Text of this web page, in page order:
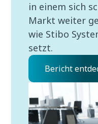
in einem sich
Markt weiter
wie Stibo
setzt.
Bericht